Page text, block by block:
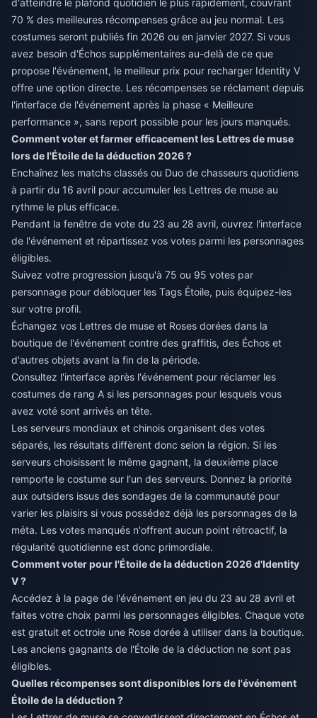
d'atteindre le plafond quotidien le plus rapidement, couvrant
70 % des meilleures récompenses grâce au jeu normal. Les
costumes seront publiés fin 2026 ou en janvier 2027. Si vous
avez besoin d'Échos supplémentaires au-delà de ce que
propose l'événement, le meilleur prix pour recharger Identity V
offre une option directe. Les récompenses se réclament depuis
l'interface de l'événement après la phase « Meilleure
performance », sans report possible pour les jours manqués.
Comment voter et farmer efficacement les Lettres de muse
lors de l'Étoile de la déduction 2026 ?
Enchaînez les matchs classés ou Duo de chasseurs quotidiens
à partir du 16 avril pour accumuler les Lettres de muse au
rythme le plus efficace.
Pendant la fenêtre de vote du 23 au 28 avril, ouvrez l'interface
de l'événement et répartissez vos votes parmi les personnages
éligibles.
Suivez votre progression jusqu'à 75 ou 95 votes par
personnage pour débloquer les Tags Étoile, puis équipez-les
sur votre profil.
Échangez vos Lettres de muse et Roses dorées dans la
boutique de l'événement contre des graffitis, des Échos et
d'autres objets avant la fin de la période.
Consultez l'interface après l'événement pour réclamer les
costumes de rang A si les personnages pour lesquels vous
avez voté sont arrivés en tête.
Les serveurs mondiaux et chinois organisent des votes
séparés, les résultats diffèrent donc selon la région. Si les
serveurs choisissent le même gagnant, la deuxième place
remporte le costume sur l'un des serveurs. Donnez la priorité
aux outsiders issus des sondages de la communauté pour
varier les plaisirs si vous possédez déjà les personnages de la
méta. Les votes manqués n'offrent aucun point rétroactif, la
régularité quotidienne est donc primordiale.
Comment voter pour l'Étoile de la déduction 2026 d'Identity
V ?
Accédez à la page de l'événement en jeu du 23 au 28 avril et
faites votre choix parmi les personnages éligibles. Chaque vote
est gratuit et octroie une Rose dorée à utiliser dans la boutique.
Les anciens gagnants de l'Étoile de la déduction ne sont pas
éligibles.
Quelles récompenses sont disponibles lors de l'événement
Étoile de la déduction ?